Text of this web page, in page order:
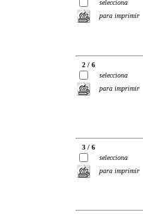
selecciona
para imprimir
2 / 6
selecciona
para imprimir
3 / 6
selecciona
para imprimir